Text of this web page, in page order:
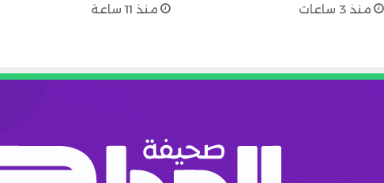
منذ 3 ساعات
منذ 11 ساعة